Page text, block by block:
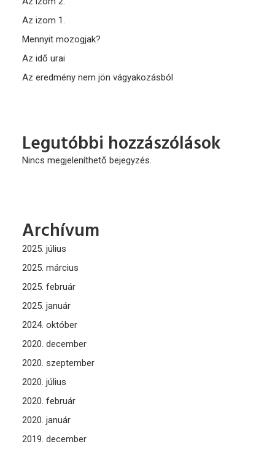
Az izom 1.
Mennyit mozogjak?
Az idő urai
Az eredmény nem jön vágyakozásból
Legutóbbi hozzászólások
Nincs megjeleníthető bejegyzés.
Archívum
2025. július
2025. március
2025. február
2025. január
2024. október
2020. december
2020. szeptember
2020. július
2020. február
2020. január
2019. december